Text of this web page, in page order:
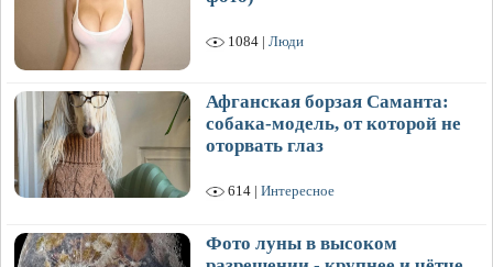
1084 | Люди
Афганская борзая Саманта:
собака-модель, от которой не
оторвать глаз
614 | Интересное
Фото луны в высоком